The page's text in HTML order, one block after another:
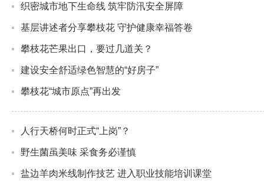
织密城市地下生命线 筑牢防汛安全屏障
基层讲述者分享攀枝花 守护健康幸福答卷
攀枝花芒果出口，要过几道关？
建设安全舒适绿色智慧的“好房子”
攀枝花“城市原点”再出发
人行天桥何时正式“上岗”？
野生菌虽美味 采食务必谨慎
盐边羊肉米线制作技艺 进入职业技能培训课堂